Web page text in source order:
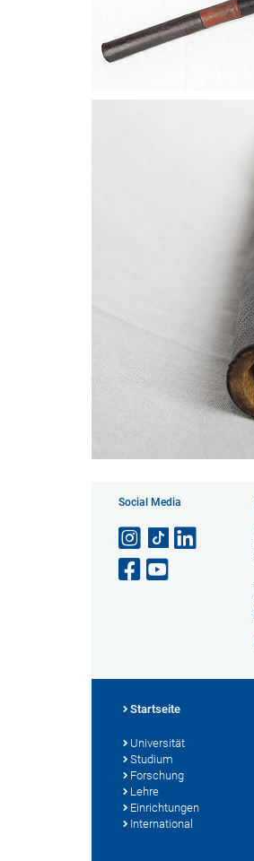
Social Media
Startseite
Universität
Studium
Forschung
Lehre
Einrichtungen
International